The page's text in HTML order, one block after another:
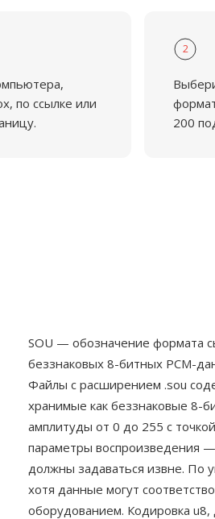
по ссылке или
2
200
SOU — обозначение формата
беззнаковых 8-битных PCM-
Файлы с расширением .sou
хранимые как беззнаковые 8-
амплитуды от 0 до 255 с
параметры воспроизведения
должны задаваться извне. По
хотя данные могут
оборудованием. Кодировка